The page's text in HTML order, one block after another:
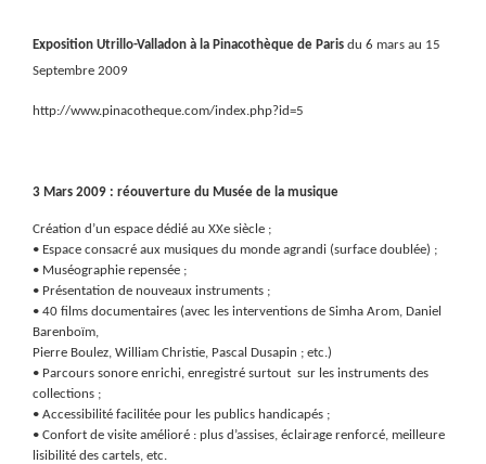
Exposition Utrillo-Valladon à la Pinacothèque de Paris du 6 mars au 15
Septembre 2009
http://www.pinacotheque.com/index.php?id=5
3 Mars 2009 : réouverture du Musée de la musique
Création d’un espace dédié au XXe siècle ;
• Espace consacré aux musiques du monde agrandi (surface doublée) ;
• Muséographie repensée ;
• Présentation de nouveaux instruments ;
• 40 films documentaires (avec les interventions de Simha Arom, Daniel
Barenboïm,
Pierre Boulez, William Christie, Pascal Dusapin ; etc.)
• Parcours sonore enrichi, enregistré surtout sur les instruments des
collections ;
• Accessibilité facilitée pour les publics handicapés ;
• Confort de visite amélioré : plus d’assises, éclairage renforcé, meilleure
lisibilité des cartels, etc.